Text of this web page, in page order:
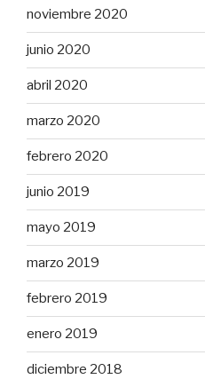
noviembre 2020
junio 2020
abril 2020
marzo 2020
febrero 2020
junio 2019
mayo 2019
marzo 2019
febrero 2019
enero 2019
diciembre 2018